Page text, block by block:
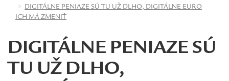
DIGITÁLNE PENIAZE SÚ TU UŽ DLHO, DIGITÁLNE EURO
ICH MÁ ZMENIŤ
DIGITÁLNE PENIAZE SÚ
TU UŽ DLHO,